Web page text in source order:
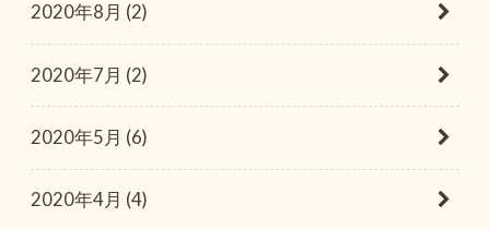
2020年8月 (2)
2020年7月 (2)
2020年5月 (6)
2020年4月 (4)